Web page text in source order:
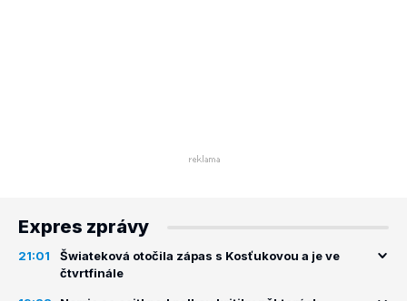
Expres zprávy
21:01
Šwiateková otočila zápas s Kosťukovou a je ve
čtvrtfinále